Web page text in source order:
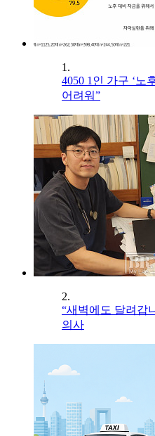
1.
4050 1인 가구 ‘노
어려워”
2.
“새벽에도 달려갑
의사